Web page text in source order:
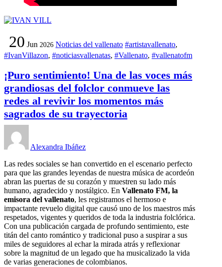
20 Jun 2026 Noticias del vallenato #artistavallenato,
#IvanVillazon, #noticiasvallenatas, #Vallenato, #vallenatofm
¡Puro sentimiento! Una de las voces más
grandiosas del folclor conmueve las
redes al revivir los momentos más
sagrados de su trayectoria
Alexandra Ibáñez
Las redes sociales se han convertido en el escenario perfecto
para que las grandes leyendas de nuestra música de acordeón
abran las puertas de su corazón y muestren su lado más
humano, agradecido y nostálgico. En Vallenato FM, la
emisora del vallenato, les registramos el hermoso e
impactante revuelo digital que causó uno de los maestros más
respetados, vigentes y queridos de toda la industria folclórica.
Con una publicación cargada de profundo sentimiento, este
titán del canto romántico y tradicional puso a suspirar a sus
miles de seguidores al echar la mirada atrás y reflexionar
sobre la magnitud de un legado que ha musicalizado la vida
de varias generaciones de colombianos.